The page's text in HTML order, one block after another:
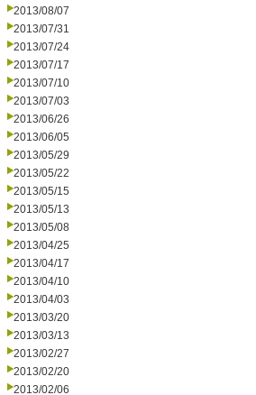
2013/08/07
2013/07/31
2013/07/24
2013/07/17
2013/07/10
2013/07/03
2013/06/26
2013/06/05
2013/05/29
2013/05/22
2013/05/15
2013/05/13
2013/05/08
2013/04/25
2013/04/17
2013/04/10
2013/04/03
2013/03/20
2013/03/13
2013/02/27
2013/02/20
2013/02/06